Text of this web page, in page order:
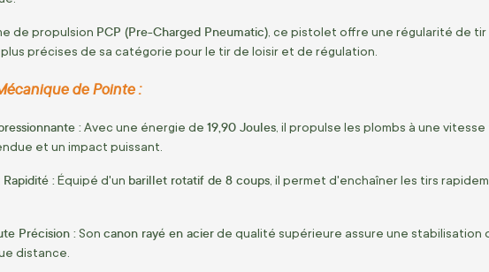
de propulsion PCP (Pre-Charged Pneumatic) , ce pistolet offre une régularité de
précises de sa catégorie pour le tir de loisir et de régulation.
de Pointe :
: Avec une énergie de 19,90 Joules , il propulse les plombs à une
et un impact puissant.
: Équipé d'un barillet rotatif de 8 coups , il permet d'enchaîner les tirs
Précision : Son canon rayé en acierde qualité supérieure assure une
distance.